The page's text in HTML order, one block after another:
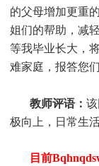
的父母增加更重
姐们的帮助，减
等我毕业长大，
难家庭，报答您
教师评语：
极向上，日常生
目前